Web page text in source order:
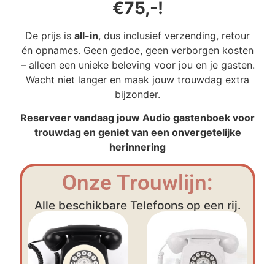
€75,-!
De prijs is all-in, dus inclusief verzending, retour
én opnames. Geen gedoe, geen verborgen kosten
– alleen een unieke beleving voor jou en je gasten.
Wacht niet langer en maak jouw trouwdag extra
bijzonder.
Reserveer vandaag jouw Audio gastenboek voor
trouwdag en geniet van een onvergetelijke
herinnering
Onze Trouwlijn:
Alle beschikbare Telefoons op een rij.